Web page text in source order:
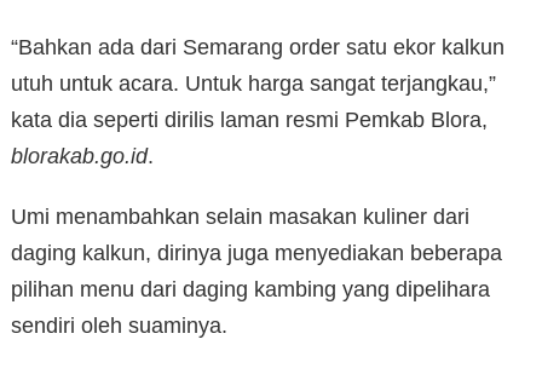
“Bahkan ada dari Semarang order satu ekor kalkun
utuh untuk acara. Untuk harga sangat terjangkau,”
kata dia seperti dirilis laman resmi Pemkab Blora,
blorakab.go.id.
Umi menambahkan selain masakan kuliner dari
daging kalkun, dirinya juga menyediakan beberapa
pilihan menu dari daging kambing yang dipelihara
sendiri oleh suaminya.